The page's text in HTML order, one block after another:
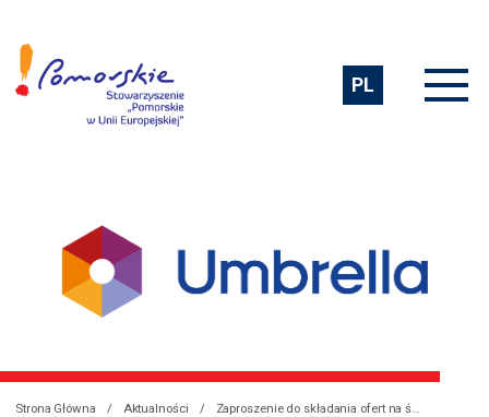
PL
Strona Główna Aktualności Zaproszenie do składania ofert na świadczenie usług w ramach projektu UMBRELLA